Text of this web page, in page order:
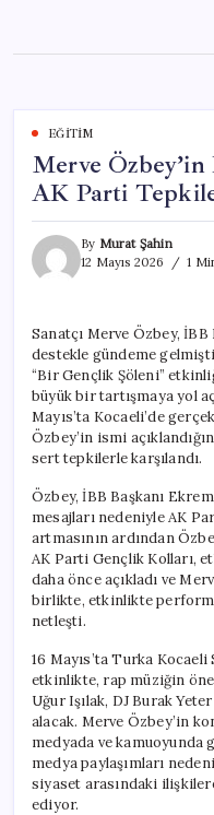
content
EĞITIM
Merve
AK Parti
By Murat Şahin
12 Mayıs 2026
1
Sanatçı Merve Özbey,
destekle gündeme
“Bir Gençlik Şöleni”
büyük bir tartışmaya yol
Mayıs’ta Kocaeli’de
Özbey’in ismi
sert tepkilerle karşılandı.
Özbey, İBB Başkanı
mesajları nedeniyle AK
artmasının ardından
AK Parti Gençlik Kolları,
daha önce açıkladı ve
birlikte, etkinlikte
netleşti.
16 Mayıs’ta Turka
etkinlikte, rap müziğin
Uğur Işılak, DJ Burak
alacak. Merve Özbey’in
medyada ve kamuoyunda
medya paylaşımları
siyaset arasındaki
ediyor.